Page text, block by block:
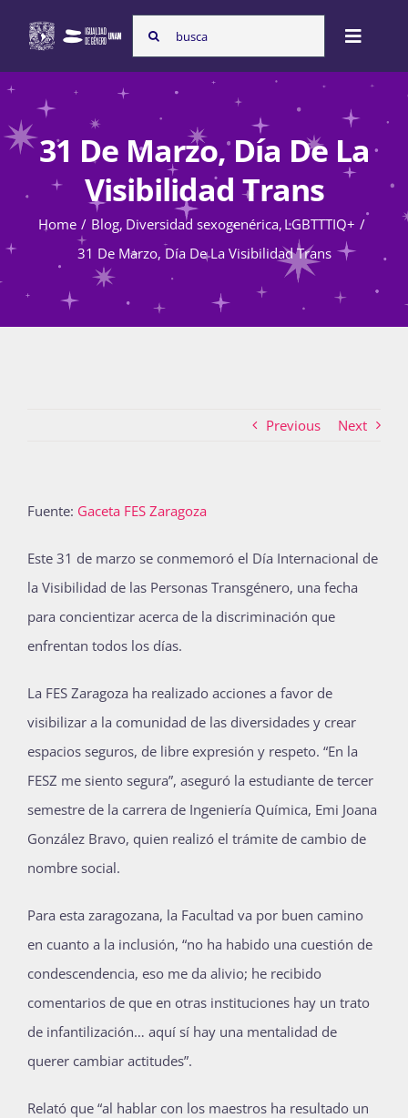
content
Search
for:
Toggle
Nosotras
Programas
Atención de la violencia de género
La Boletina
Blog
Recursos
Súmate
Publicaciones
Bienvenida generación 2027-1
31 De Marzo, Día De La
Visibilidad Trans
Home Blog Diversidad sexogenérica LGBTTTIQ+
31 De Marzo, Día De La Visibilidad Trans
Previous Next
Fuente: Gaceta FES Zaragoza
Este 31 de marzo se conmemoró el Día Internacional de
la Visibilidad de las Personas Transgénero, una fecha
para concientizar acerca de la discriminación que
enfrentan todos los días.
La FES Zaragoza ha realizado acciones a favor de
visibilizar a la comunidad de las diversidades y crear
espacios seguros, de libre expresión y respeto. “En la
FESZ me siento segura”, aseguró la estudiante de tercer
semestre de la carrera de Ingeniería Química, Emi Joana
González Bravo, quien realizó el trámite de cambio de
nombre social.
Para esta zaragozana, la Facultad va por buen camino
en cuanto a la inclusión, “no ha habido una cuestión de
condescendencia, eso me da alivio; he recibido
comentarios de que en otras instituciones hay un trato
de infantilización… aquí sí hay una mentalidad de
querer cambiar actitudes”.
Relató que “al hablar con los maestros ha resultado un